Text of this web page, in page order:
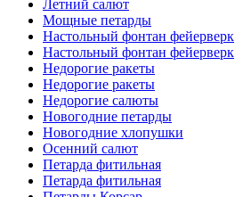
Летний салют
Мощные петарды
Настольный фонтан фейерверк
Настольный фонтан фейерверк
Недорогие ракеты
Недорогие ракеты
Недорогие салюты
Новогодние петарды
Новогодние хлопушки
Осенний салют
Петарда фитильная
Петарда фитильная